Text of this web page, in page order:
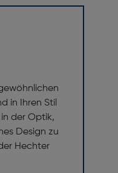
in Ihren Stil
der Optik,
Design zu
Hechter